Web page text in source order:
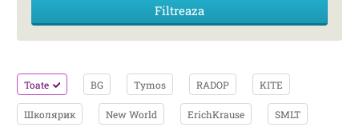
Toate BG Tymos RADOP KITE
Школярик New World ErichKrause SMLT